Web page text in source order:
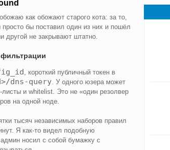
как обожают старого кота: за то,
бы поставил один из них и пошёл
другой не закрывают штатно.
, короткий публичный токен в
dns-query. У одного юзера может
и whitelist. Это не «один резолвер
на одной ноде.
тысяч независимых наборов правил
Я как-то видел подобную
носил с собой бумажку с